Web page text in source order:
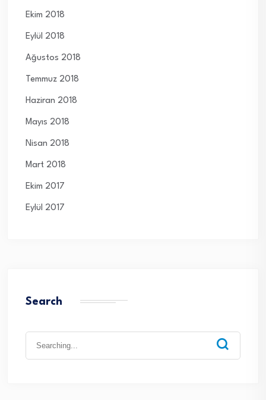
Ekim 2018
Eylül 2018
Ağustos 2018
Temmuz 2018
Haziran 2018
Mayıs 2018
Nisan 2018
Mart 2018
Ekim 2017
Eylül 2017
Search